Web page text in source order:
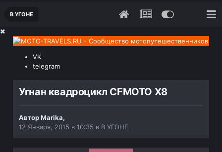
В УГОНЕ
VK
telegram
Угнан квадроцикл CFMOTO X8
АвторMarika,
12 Января, 2015 в 10:35 в В УГОНЕ